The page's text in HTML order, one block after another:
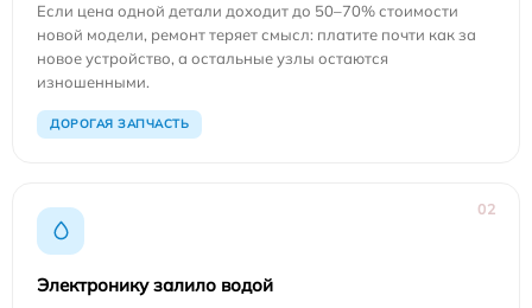
Если цена одной детали доходит до 50–70% стоимости
новой модели, ремонт теряет смысл: платите почти как за
новое устройство, а остальные узлы остаются
изношенными.
ДОРОГАЯ ЗАПЧАСТЬ
02
Электронику залило водой